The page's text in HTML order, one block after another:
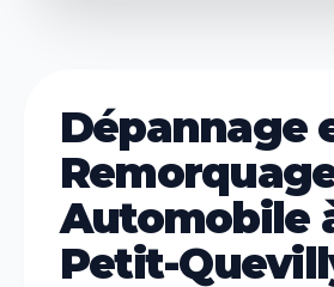
Dépannage
Automobile
Petit-